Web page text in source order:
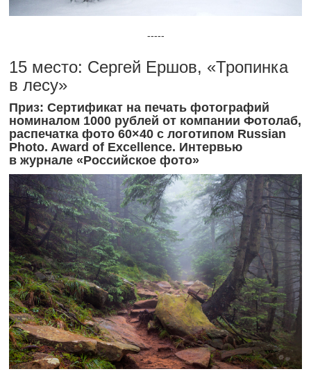
-----
15 место: Сергей Ершов, «Тропинка
в лесу»
Приз: Сертификат на печать фотографий
номиналом 1000 рублей от компании Фотолаб,
распечатка фото 60×40 с логотипом Russian
Photo. Award of Excellence. Интервью
в журнале «Российское фото»